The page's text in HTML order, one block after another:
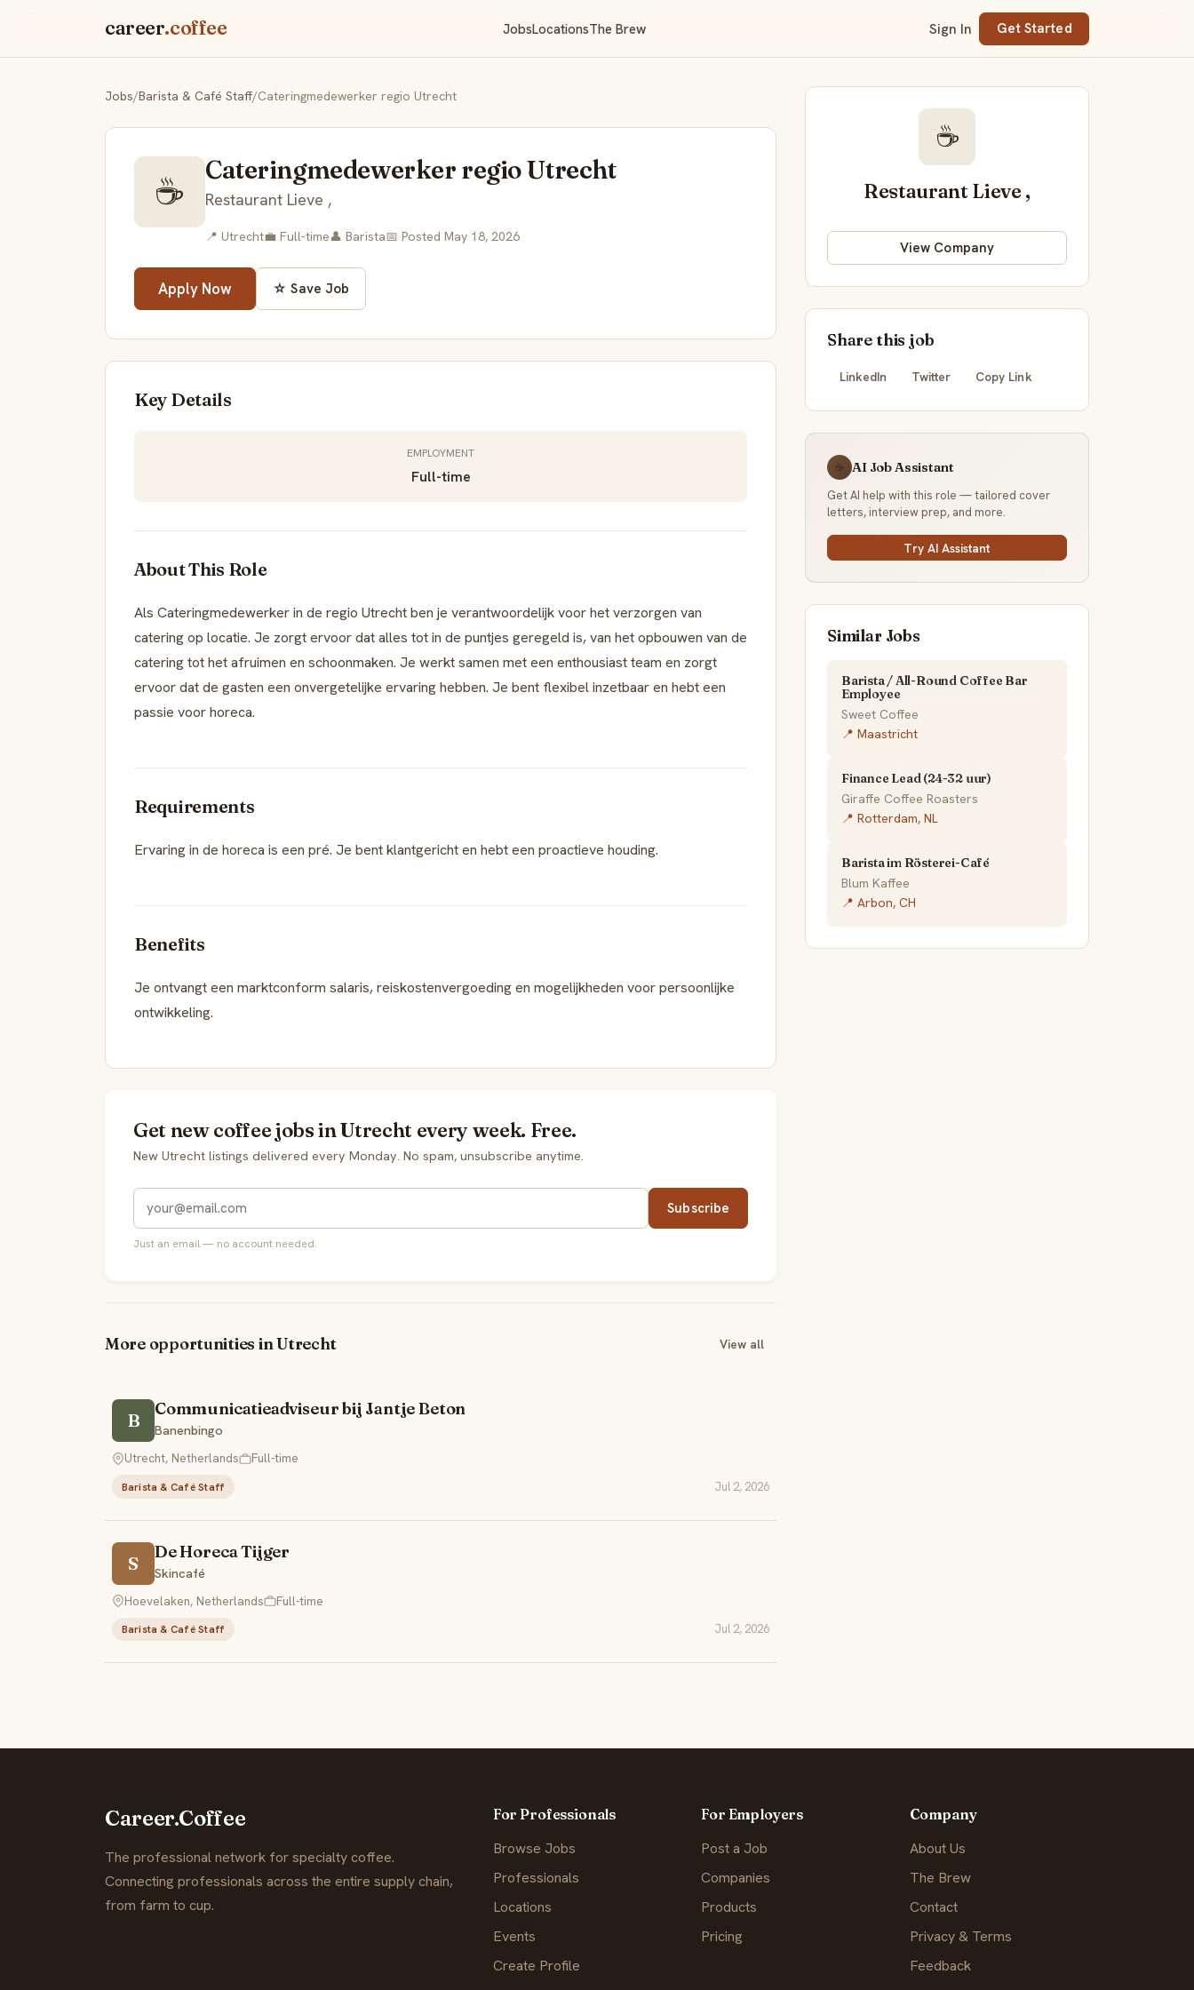
career.coffee JobsLocationsThe Brew Sign In Get Started
Jobs/Barista & Café Staff/Cateringmedewerker regio Utrecht
☕ Cateringmedewerker regio Utrecht
Restaurant Lieve ,
📍 Utrecht💼 Full-time👤 Barista📅 Posted May 18, 2026
Apply Now ☆ Save Job
Key Details
EMPLOYMENT
Full-time
About This Role
Als Cateringmedewerker in de regio Utrecht ben je verantwoordelijk voor het verzorgen van
catering op locatie. Je zorgt ervoor dat alles tot in de puntjes geregeld is, van het opbouwen van de
catering tot het afruimen en schoonmaken. Je werkt samen met een enthousiast team en zorgt
ervoor dat de gasten een onvergetelijke ervaring hebben. Je bent flexibel inzetbaar en hebt een
passie voor horeca.
Requirements
Ervaring in de horeca is een pré. Je bent klantgericht en hebt een proactieve houding.
Benefits
Je ontvangt een marktconform salaris, reiskostenvergoeding en mogelijkheden voor persoonlijke
ontwikkeling.
Get new coffee jobs in Utrecht every week. Free.
New Utrecht listings delivered every Monday. No spam, unsubscribe anytime.
Subscribe
Just an email — no account needed.
More opportunities in Utrecht View all
B
Communicatieadviseur bij Jantje Beton
Banenbingo
Utrecht, Netherlands
Full-time
Barista & Café Staff Jul 2, 2026
S
De Horeca Tijger
Skincafé
Hoevelaken, Netherlands
Full-time
Barista & Café Staff Jul 2, 2026
☕
Restaurant Lieve ,
View Company
Share this job
LinkedIn Twitter Copy Link
☕ AI Job Assistant
Get AI help with this role — tailored cover
letters, interview prep, and more.
Try AI Assistant
Similar Jobs
Barista / All-Round Coffee Bar
Employee
Sweet Coffee
📍 Maastricht
Finance Lead (24-32 uur)
Giraffe Coffee Roasters
📍 Rotterdam, NL
Barista im Rösterei-Café
Blum Kaffee
📍 Arbon, CH
Career.Coffee
The professional network for specialty coffee.
Connecting professionals across the entire supply chain,
from farm to cup.
For Professionals
Browse Jobs
Professionals
Locations
Events
Create Profile
For Employers
Post a Job
Companies
Products
Pricing
Company
About Us
The Brew
Contact
Privacy & Terms
Feedback